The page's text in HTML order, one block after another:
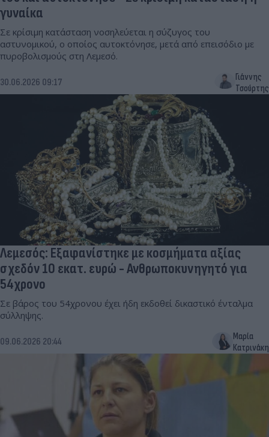
γυναίκα
Σε κρίσιμη κατάσταση νοσηλεύεται η σύζυγος του
αστυνομικού, ο οποίος αυτοκτόνησε, μετά από επεισόδιο με
πυροβολισμούς στη Λεμεσό.
30.06.2026 09:17
Γιάννης
Τσούρτης
Λεμεσός: Εξαφανίστηκε με κοσμήματα αξίας
σχεδόν 10 εκατ. ευρώ - Ανθρωποκυνηγητό για
54χρονο
Σε βάρος του 54χρονου έχει ήδη εκδοθεί δικαστικό ένταλμα
σύλληψης.
09.06.2026 20:44
Μαρία
Κατρινάκη